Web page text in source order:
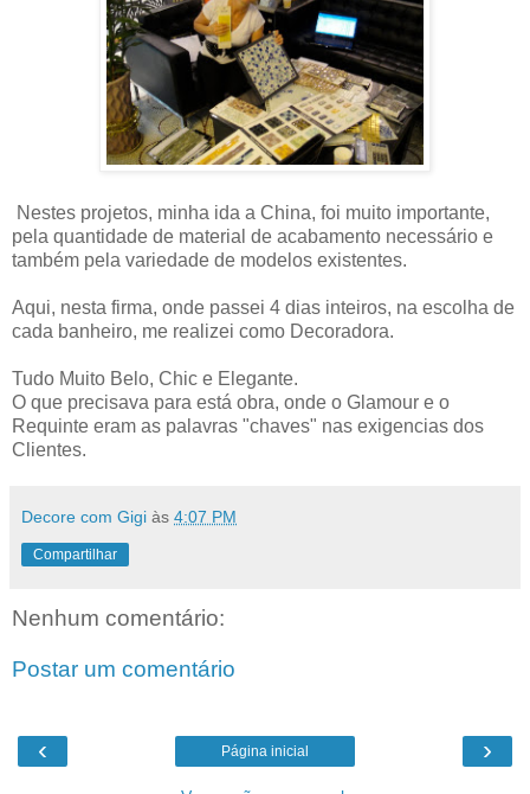
Nestes projetos, minha ida a China, foi muito importante,
pela quantidade de material de acabamento necessário e
também pela variedade de modelos existentes.
Aqui, nesta firma, onde passei 4 dias inteiros, na escolha de
cada banheiro, me realizei como Decoradora.
Tudo Muito Belo, Chic e Elegante.
O que precisava para está obra, onde o Glamour e o
Requinte eram as palavras "chaves" nas exigencias dos
Clientes.
Decore com Gigi às 4:07 PM
Compartilhar
Nenhum comentário:
Postar um comentário
‹ ›
Página inicial